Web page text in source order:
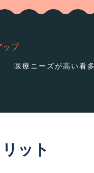
ップ
医療ニーズが高い看
ット